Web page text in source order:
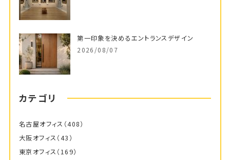
第一印象を決めるエントランスデザイン
2026/08/07
カテゴリ
名古屋オフィス （408）
大阪オフィス （43）
東京オフィス （169）